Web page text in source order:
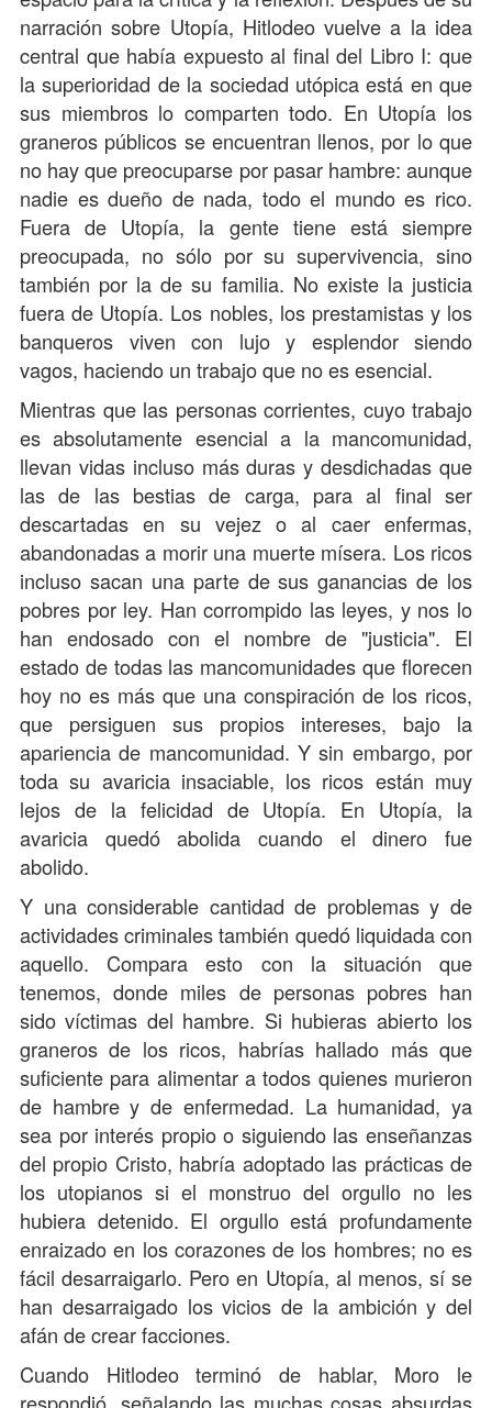
narración sobre Utopía, Hitlodeo vuelve a la idea
central que había expuesto al final del Libro I: que
la superioridad de la sociedad utópica está en que
sus miembros lo comparten todo. En Utopía los
graneros públicos se encuentran llenos, por lo que
no hay que preocuparse por pasar hambre: aunque
nadie es dueño de nada, todo el mundo es rico.
Fuera de Utopía, la gente tiene está siempre
preocupada, no sólo por su supervivencia, sino
también por la de su familia. No existe la justicia
fuera de Utopía. Los nobles, los prestamistas y los
banqueros viven con lujo y esplendor siendo
vagos, haciendo un trabajo que no es esencial.
Mientras que las personas corrientes, cuyo trabajo
es absolutamente esencial a la mancomunidad,
llevan vidas incluso más duras y desdichadas que
las de las bestias de carga, para al final ser
descartadas en su vejez o al caer enfermas,
abandonadas a morir una muerte mísera. Los ricos
incluso sacan una parte de sus ganancias de los
pobres por ley. Han corrompido las leyes, y nos lo
han endosado con el nombre de "justicia". El
estado de todas las mancomunidades que florecen
hoy no es más que una conspiración de los ricos,
que persiguen sus propios intereses, bajo la
apariencia de mancomunidad. Y sin embargo, por
toda su avaricia insaciable, los ricos están muy
lejos de la felicidad de Utopía. En Utopía, la
avaricia quedó abolida cuando el dinero fue
abolido.
Y una considerable cantidad de problemas y de
actividades criminales también quedó liquidada con
aquello. Compara esto con la situación que
tenemos, donde miles de personas pobres han
sido víctimas del hambre. Si hubieras abierto los
graneros de los ricos, habrías hallado más que
suficiente para alimentar a todos quienes murieron
de hambre y de enfermedad. La humanidad, ya
sea por interés propio o siguiendo las enseñanzas
del propio Cristo, habría adoptado las prácticas de
los utopianos si el monstruo del orgullo no les
hubiera detenido. El orgullo está profundamente
enraizado en los corazones de los hombres; no es
fácil desarraigarlo. Pero en Utopía, al menos, sí se
han desarraigado los vicios de la ambición y del
afán de crear facciones.
Cuando Hitlodeo terminó de hablar, Moro le
respondió, señalando las muchas cosas absurdas